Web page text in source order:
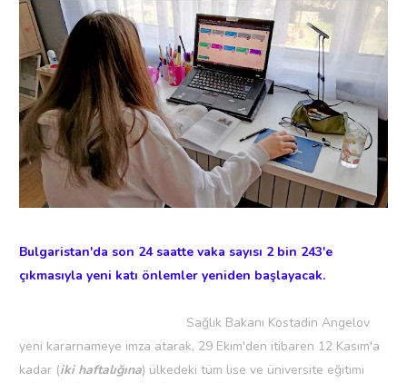
Bulgaristan'da son 24 saatte vaka sayısı 2 bin 243'e
çıkmasıyla yeni katı önlemler yeniden başlayacak.
Sağlık Bakanı Kostadin Angelov
yeni kararnameye imza atarak, 29 Ekim'den itibaren 12 Kasım'a
kadar (iki haftalığına) ülkedeki tüm lise ve üniversite eğitimi